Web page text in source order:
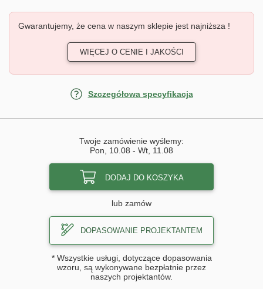
Gwarantujemy, że cena w naszym sklepie jest najniższa !
WIĘCEJ O CENIE I JAKOŚCI
Szczegółowa specyfikacja
Twoje zamówienie wyślemy:
Pon, 10.08 - Wt, 11.08
DODAJ DO KOSZYKA
lub zamów
DOPASOWANIE PROJEKTANTEM
* Wszystkie usługi, dotyczące dopasowania
wzoru, są wykonywane bezpłatnie przez
naszych projektantów.